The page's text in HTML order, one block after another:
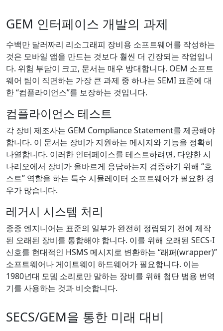
GEM 인터페이스 개발의 과제
수백만 달러짜리 리소그래피 장비용 소프트웨어를 작성하는
것은 모바일 앱을 만드는 것보다 훨씬 더 긴장되는 작업입니
다. 위험 부담이 크고, 문서는 매우 방대합니다. OEM 소프트
웨어 팀이 직면하는 가장 큰 과제 중 하나는 SEMI 표준에 대
한 “컴플라이언스”를 보장하는 것입니다.
컴플라이언스 테스트
각 장비 제조사는 GEM Compliance Statement를 제공해야
합니다. 이 문서는 장비가 지원하는 메시지와 기능을 정확히
나열합니다. 이러한 인터페이스를 테스트하려면, 다양한 시
나리오에서 장비가 올바르게 응답하는지 검증하기 위해 “호
스트” 역할을 하는 특수 시뮬레이터 소프트웨어가 필요한 경
우가 많습니다.
레거시 시스템 처리
종종 엔지니어는 표준의 일부가 완전히 정립되기 전에 제작
된 오래된 장비를 통합해야 합니다. 이를 위해 오래된 SECS-I
신호를 현대적인 HSMS 메시지로 변환하는 “래퍼(wrapper)”
소프트웨어나 게이트웨이 하드웨어가 필요합니다. 이는
1980년대 모뎀 소리로만 말하는 장비를 위해 첨단 범용 번역
기를 사용하는 것과 비슷합니다.
SECS/GEM을 통한 미래 대비